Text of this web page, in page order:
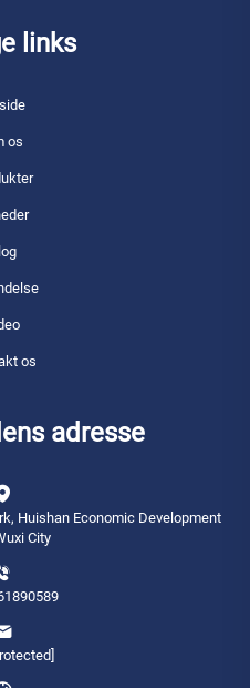
links
os
os
adresse
Huishan Economic Development
City